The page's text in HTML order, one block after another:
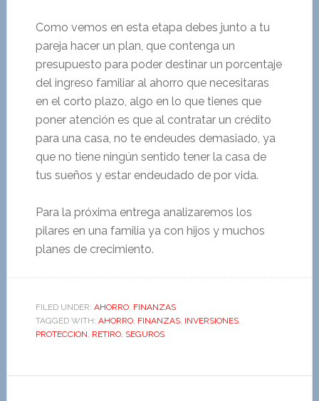
Como vemos en esta etapa debes junto a tu
pareja hacer un plan, que contenga un
presupuesto para poder destinar un porcentaje
del ingreso familiar al ahorro que necesitaras
en el corto plazo, algo en lo que tienes que
poner atención es que al contratar un crédito
para una casa, no te endeudes demasiado, ya
que no tiene ningún sentido tener la casa de
tus sueños y estar endeudado de por vida.
Para la próxima entrega analizaremos los
pilares en una familia ya con hijos y muchos
planes de crecimiento.
FILED UNDER: AHORRO, FINANZAS
TAGGED WITH: AHORRO, FINANZAS, INVERSIONES,
PROTECCION, RETIRO, SEGUROS